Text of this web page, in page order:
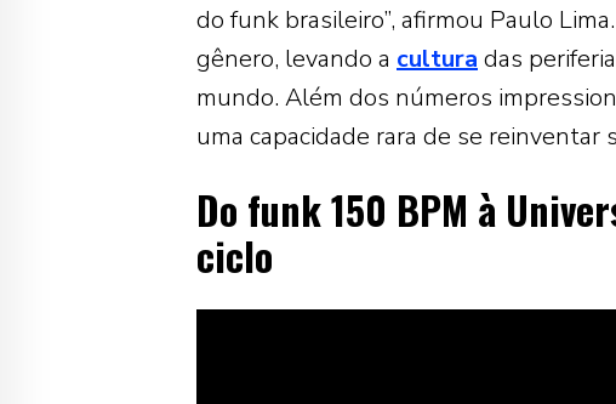
do funk brasileiro”, afirmou Paulo
gênero, levando a cultura das
mundo. Além dos números
uma capacidade rara de se reinventar
Do funk 150 BPM à
ciclo